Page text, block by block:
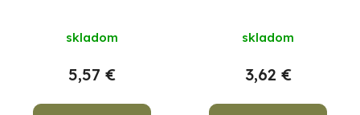
skladom
5,57 €
skladom
3,62 €